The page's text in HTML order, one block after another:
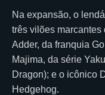
Na expansão, o
três vilões marcantes
Adder, da franquia
Majima, da série
Dragon); e o icônico
Hedgehog.